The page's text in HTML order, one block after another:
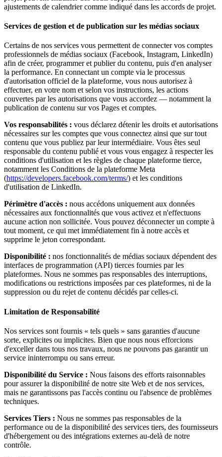
ajustements de calendrier comme indiqué dans les accords de projet.
Services de gestion et de publication sur les médias sociaux
Certains de nos services vous permettent de connecter vos comptes
professionnels de médias sociaux (Facebook, Instagram, LinkedIn)
afin de créer, programmer et publier du contenu, puis d'en analyser
la performance. En connectant un compte via le processus
d'autorisation officiel de la plateforme, vous nous autorisez à
effectuer, en votre nom et selon vos instructions, les actions
couvertes par les autorisations que vous accordez — notamment la
publication de contenu sur vos Pages et comptes.
Vos responsabilités : vous déclarez détenir les droits et autorisations
nécessaires sur les comptes que vous connectez ainsi que sur tout
contenu que vous publiez par leur intermédiaire. Vous êtes seul
responsable du contenu publié et vous vous engagez à respecter les
conditions d'utilisation et les règles de chaque plateforme tierce,
notamment les Conditions de la plateforme Meta
(https://developers.facebook.com/terms/) et les conditions
d'utilisation de LinkedIn.
Périmètre d'accès : nous accédons uniquement aux données
nécessaires aux fonctionnalités que vous activez et n'effectuons
aucune action non sollicitée. Vous pouvez déconnecter un compte à
tout moment, ce qui met immédiatement fin à notre accès et
supprime le jeton correspondant.
Disponibilité : nos fonctionnalités de médias sociaux dépendent des
interfaces de programmation (API) tierces fournies par les
plateformes. Nous ne sommes pas responsables des interruptions,
modifications ou restrictions imposées par ces plateformes, ni de la
suppression ou du rejet de contenu décidés par celles-ci.
Limitation de Responsabilité
Nos services sont fournis « tels quels » sans garanties d'aucune
sorte, explicites ou implicites. Bien que nous nous efforcions
d'exceller dans tous nos travaux, nous ne pouvons pas garantir un
service ininterrompu ou sans erreur.
Disponibilité du Service : Nous faisons des efforts raisonnables
pour assurer la disponibilité de notre site Web et de nos services,
mais ne garantissons pas l'accès continu ou l'absence de problèmes
techniques.
Services Tiers : Nous ne sommes pas responsables de la
performance ou de la disponibilité des services tiers, des fournisseurs
d'hébergement ou des intégrations externes au-delà de notre
contrôle.